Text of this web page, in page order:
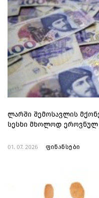
ლარში შემოსავლის
სესხი მხოლოდ ეროვნულ
01. 07. 2026 ფინანსები